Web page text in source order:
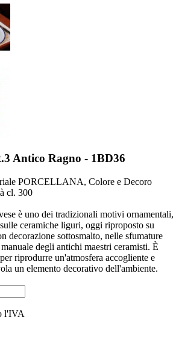
Antico Ragno - 1BD36
PORCELLANA, Colore e Decoro
cl. 300
è uno dei tradizionali motivi ornamentali,
ceramiche liguri, oggi riproposto su
decorazione sottosmalto, nelle sfumature
degli antichi maestri ceramisti. È
riprodurre un'atmosfera accogliente e
un elemento decorativo dell'ambiente.
l'IVA